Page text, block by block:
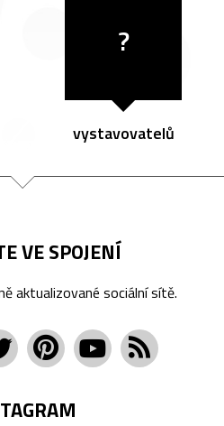
?
vystavovatelů
VE SPOJENÍ
aktualizované sociální sítě.